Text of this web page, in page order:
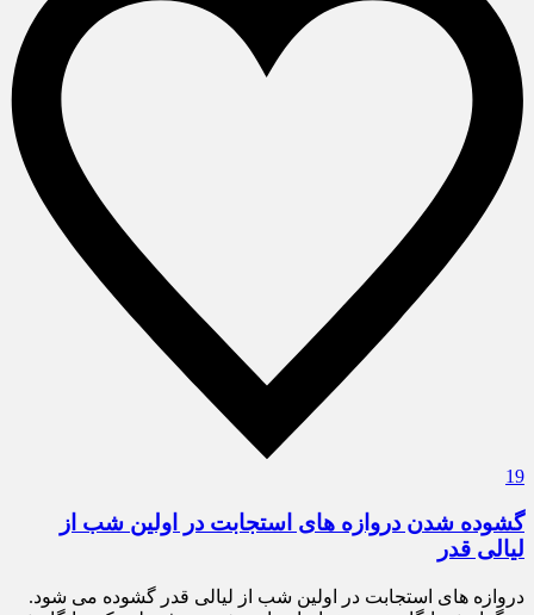
19
گشوده شدن دروازه های استجابت در اولین شب از
لیالی قدر
دروازه های استجابت در اولین شب از لیالی قدر گشوده می شود.